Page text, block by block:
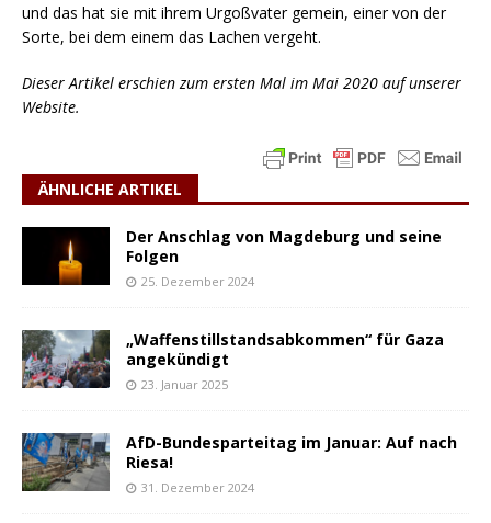
und das hat sie mit ihrem Urgoßvater gemein, einer von der
Sorte, bei dem einem das Lachen vergeht.
Dieser Artikel erschien zum ersten Mal im Mai 2020 auf unserer
Website.
ÄHNLICHE ARTIKEL
Der Anschlag von Magdeburg und seine
Folgen
25. Dezember 2024
„Waffenstillstandsabkommen“ für Gaza
angekündigt
23. Januar 2025
AfD-Bundesparteitag im Januar: Auf nach
Riesa!
31. Dezember 2024